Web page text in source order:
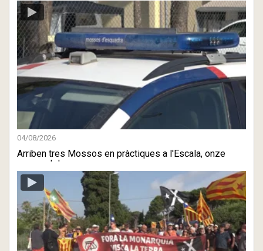
04/08/2026
Arriben tres Mossos en pràctiques a l'Escala, onze
menys dels ...